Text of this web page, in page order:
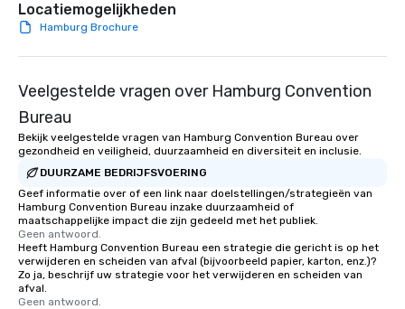
Locatiemogelijkheden
Hamburg Brochure
Veelgestelde vragen over Hamburg Convention
Bureau
Bekijk veelgestelde vragen van Hamburg Convention Bureau over
gezondheid en veiligheid, duurzaamheid en diversiteit en inclusie.
DUURZAME BEDRIJFSVOERING
Geef informatie over of een link naar doelstellingen/strategieën van
Hamburg Convention Bureau inzake duurzaamheid of
maatschappelijke impact die zijn gedeeld met het publiek.
Geen antwoord.
Heeft Hamburg Convention Bureau een strategie die gericht is op het
verwijderen en scheiden van afval (bijvoorbeeld papier, karton, enz.)?
Zo ja, beschrijf uw strategie voor het verwijderen en scheiden van
afval.
Geen antwoord.